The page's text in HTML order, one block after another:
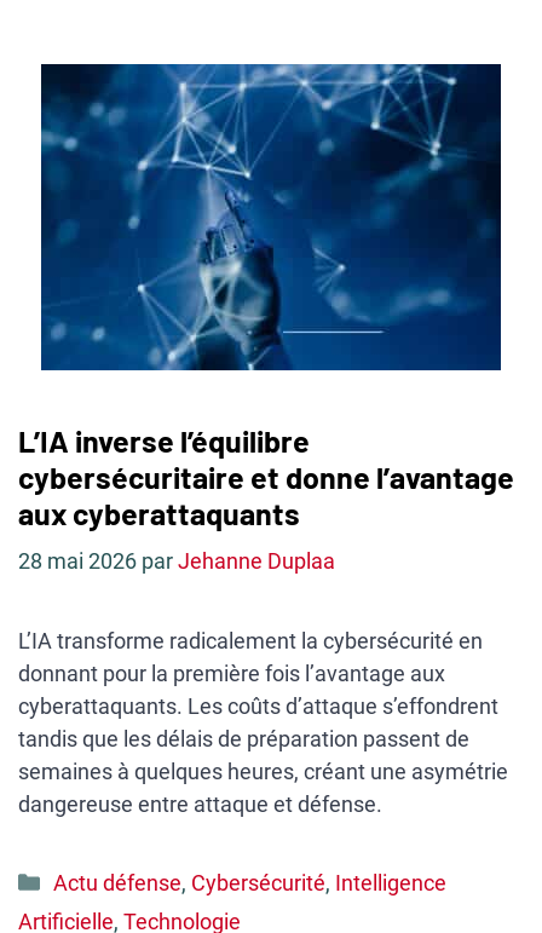
L’IA inverse l’équilibre
cybersécuritaire et donne l’avantage
aux cyberattaquants
28 mai 2026 parJehanne Duplaa
L’IA transforme radicalement la cybersécurité en
donnant pour la première fois l’avantage aux
cyberattaquants. Les coûts d’attaque s’effondrent
tandis que les délais de préparation passent de
semaines à quelques heures, créant une asymétrie
dangereuse entre attaque et défense.
Catégories
Actu défense, Cybersécurité, Intelligence
Artificielle, Technologie